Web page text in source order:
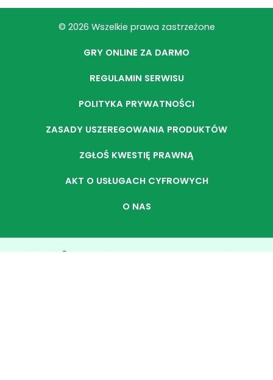
© 2026 Wszelkie prawa zastrzeżone
GRY ONLINE ZA DARMO
REGULAMIN SERWISU
POLITYKA PRYWATNOŚCI
ZASADY USZEREGOWANIA PRODUKTÓW
ZGŁOŚ KWESTIĘ PRAWNĄ
AKT O USŁUGACH CYFROWYCH
O NAS